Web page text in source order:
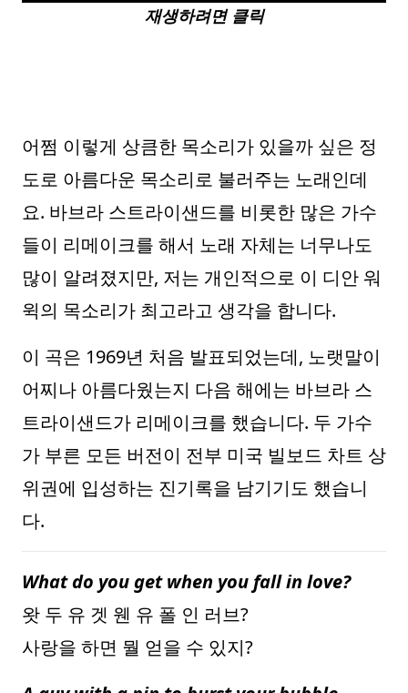
재생하려면 클릭
어쩜 이렇게 상큼한 목소리가 있을까 싶은 정
도로 아름다운 목소리로 불러주는 노래인데
요. 바브라 스트라이샌드를 비롯한 많은 가수
들이 리메이크를 해서 노래 자체는 너무나도
많이 알려졌지만, 저는 개인적으로 이 디안 워
윅의 목소리가 최고라고 생각을 합니다.
이 곡은 1969년 처음 발표되었는데, 노랫말이
어찌나 아름다웠는지 다음 해에는 바브라 스
트라이샌드가 리메이크를 했습니다. 두 가수
가 부른 모든 버전이 전부 미국 빌보드 차트 상
위권에 입성하는 진기록을 남기기도 했습니
다.
What do you get when you fall in love?
왓 두 유 겟 웬 유 폴 인 러브?
사랑을 하면 뭘 얻을 수 있지?